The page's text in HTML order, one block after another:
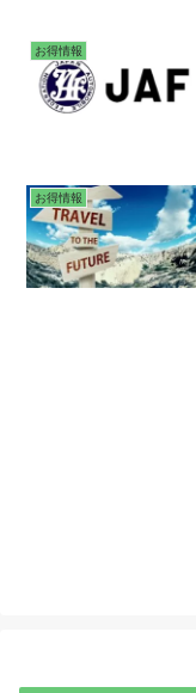
お得情報
お得情報